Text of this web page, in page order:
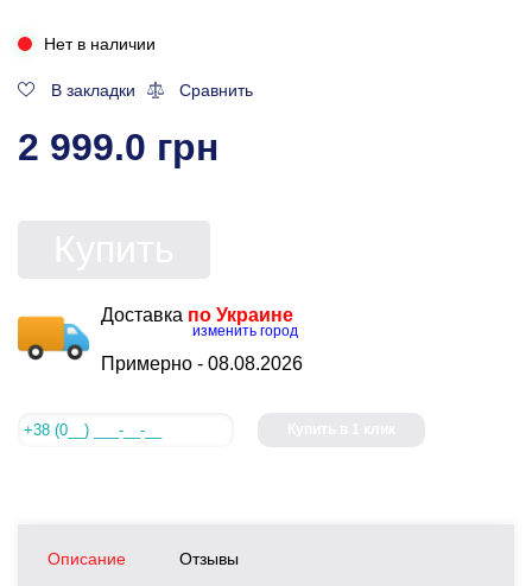
Нет в наличии
В закладки Сравнить
2 999.0 грн
Доставка по Украине
изменить город
Примерно - 08.08.2026
Описание Отзывы